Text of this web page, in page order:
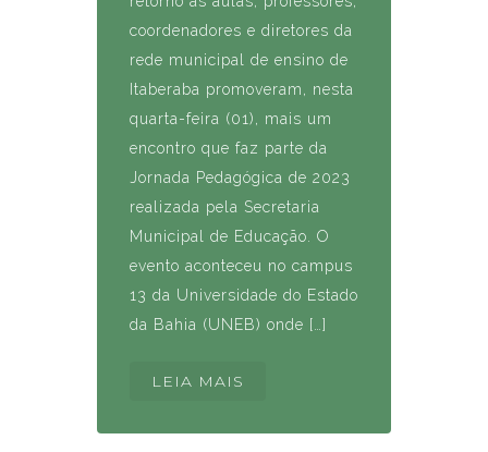
coordenadores e diretores da
rede municipal de ensino de
Itaberaba promoveram, nesta
quarta-feira (01), mais um
encontro que faz parte da
Jornada Pedagógica de 2023
realizada pela Secretaria
Municipal de Educação. O
evento aconteceu no campus
13 da Universidade do Estado
da Bahia (UNEB) onde […]
LEIA MAIS